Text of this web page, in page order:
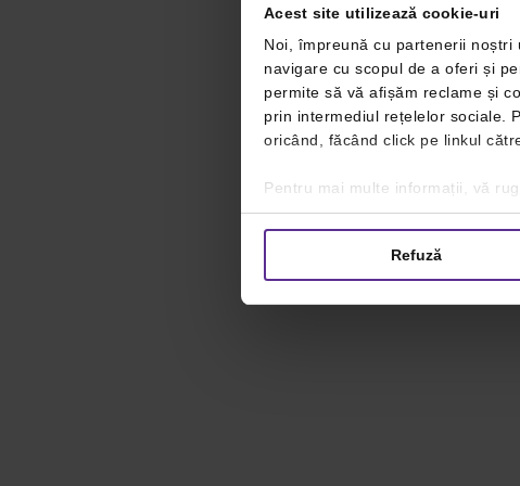
Acest site utilizează cookie-uri
Noi, împreună cu partenerii noștri
navigare cu scopul de a oferi și
permite să vă afișăm reclame și
prin intermediul rețelelor sociale.
oricând, făcând click pe linkul
Pentru mai multe informații, vă
Refuză